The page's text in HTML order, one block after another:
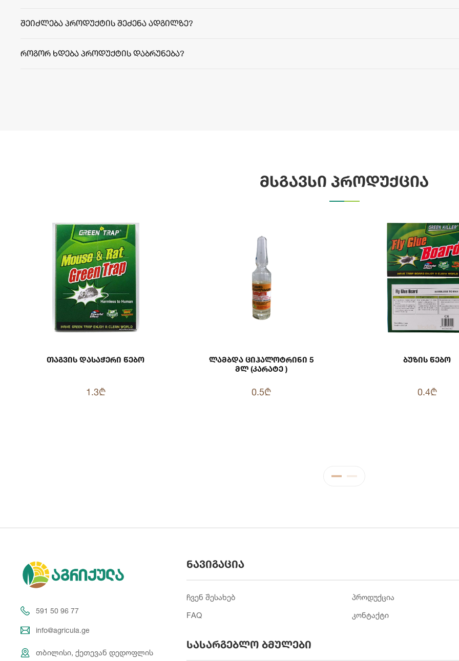
შეიძლება პროდუქტის შეძენა ადგილზე?
როგორ ხდება პროდუქტის დაბრუნება?
მსგავსი პროდუქცია
Თაგვის Დასაჭერი Წებო
1.3₾
Ლამბდა Ციჰალოტრინი 5
Მლ (კარატე )
0.5₾
Ბუზის Წებო
0.4₾
591 50 96 77
info@agricula.ge
თბილისი, ქეთევან დედოფლის
ნავიგაცია
ჩვენ შესახებ
FAQ
პროდუქცია
კონტაქტი
სასარგებლო ბმულები